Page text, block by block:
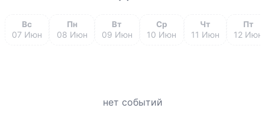
Вс
07 Июн
Пн
08 Июн
Вт
09 Июн
Ср
10 Июн
Чт
11 Июн
Пт
12 Июн
нет событий